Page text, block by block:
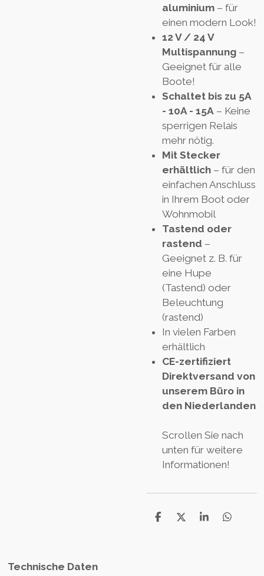
aluminium – für
einen modern Look!
12 V / 24 V
Multispannung –
Geeignet für alle
Boote!
Schaltet bis zu 5A
- 10A - 15A – Keine
sperrigen Relais
mehr nötig.
Mit Stecker
erhältlich – für den
einfachen Anschluss
in Ihrem Boot oder
Wohnmobil
Tastend oder
rastend –
Geeignet z. B. für
eine Hupe
(Tastend) oder
Beleuchtung
(rastend)
In vielen Farben
erhältlich
CE-zertifiziert
Direktversand von
unserem Büro in
den Niederlanden
Scrollen Sie nach
unten für weitere
Informationen!
D
D
S
D
Technische Daten